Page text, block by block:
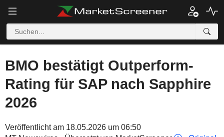
BMO bestätigt Outperform-
Rating für SAP nach Sapphire
2026
Veröffentlicht am 18.05.2026 um 06:50